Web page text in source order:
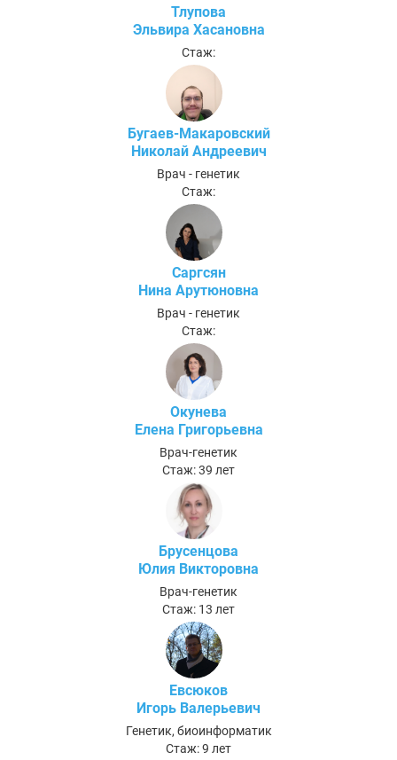
Тлупова
Эльвира Хасановна
Стаж:
Бугаев-Макаровский
Николай Андреевич
Врач - генетик
Стаж:
Саргсян
Нина Арутюновна
Врач - генетик
Стаж:
Окунева
Елена Григорьевна
Врач-генетик
Стаж: 39 лет
Брусенцова
Юлия Викторовна
Врач-генетик
Стаж: 13 лет
Евсюков
Игорь Валерьевич
Генетик, биоинформатик
Стаж: 9 лет